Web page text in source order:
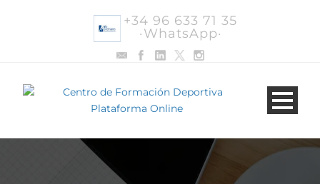
+34 96 633 71 35
·WhatsApp·